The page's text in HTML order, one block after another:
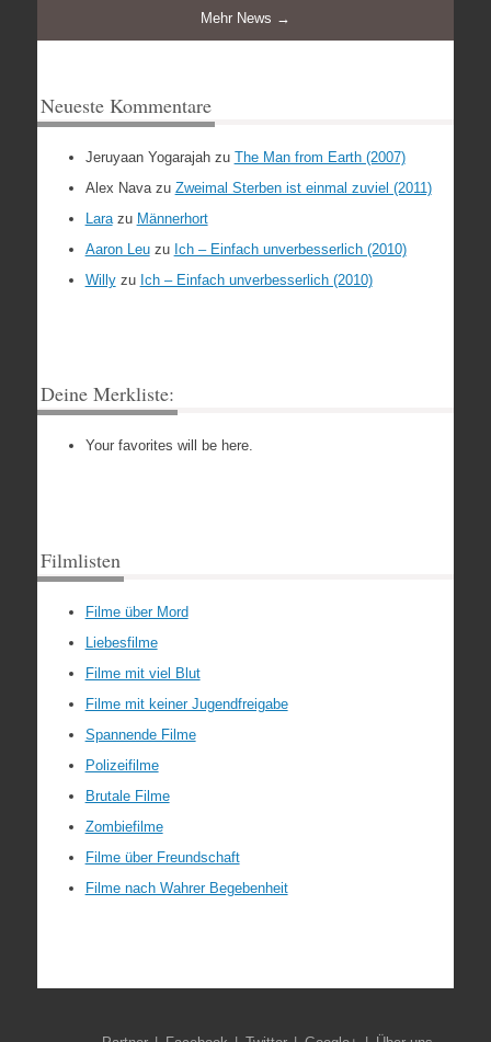
Mehr News →
Neueste Kommentare
Jeruyaan Yogarajahzu The Man from Earth (2007)
Alex Navazu Zweimal Sterben ist einmal zuviel (2011)
Larazu Männerhort
Aaron Leuzu Ich – Einfach unverbesserlich (2010)
Willyzu Ich – Einfach unverbesserlich (2010)
Deine Merkliste:
Your favorites will be here.
Filmlisten
Filme über Mord
Liebesfilme
Filme mit viel Blut
Filme mit keiner Jugendfreigabe
Spannende Filme
Polizeifilme
Brutale Filme
Zombiefilme
Filme über Freundschaft
Filme nach Wahrer Begebenheit